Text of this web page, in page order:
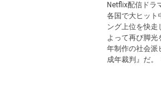
Netflix配信ドラ
各国で大ヒット
ング上位を快走
よって再び脚
年制作の社会派
成年裁判』だ。